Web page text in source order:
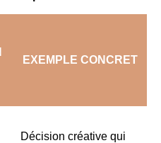
EXEMPLE CONCRET
Décision créative qui